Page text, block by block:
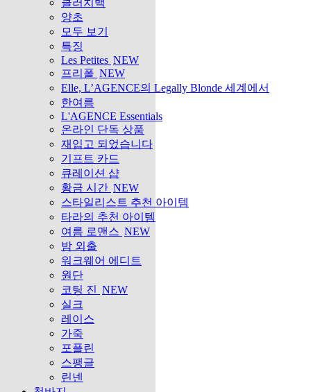
클러치백
양초
모두 보기
특징
Les Petites NEW
프리폴 NEW
Elle, L’AGENCE의 Legally Blonde 세계에서
한여름
L'AGENCE Essentials
온라인 단독 상품
재입고 되었습니다
기프트 카드
큐레이션 샵
황금 시간 NEW
스타일리스트 추천 아이템
타라의 추천 아이템
여름 로맨스 NEW
밤 외출
워크웨어 에디트
원단
코팅 진 NEW
실크
레이스
가죽
포플린
스팽글
린넨